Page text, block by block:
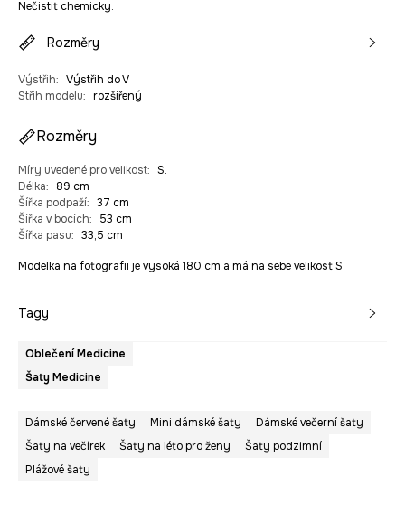
Nečistit chemicky.
Rozměry
Výstřih: Výstřih do V
Střih modelu: rozšířený
Rozměry
Míry uvedené pro velikost: S.
Délka:
89 cm
Šířka podpaží: 37 cm
Šířka v bocích:
53 cm
Šířka pasu: 33,5 cm
Modelka na fotografii je vysoká 180 cm a má na sebe velikost S
Tagy
Oblečení Medicine
Šaty Medicine
Dámské červené šaty Mini dámské šaty
Dámské večerní šaty
Šaty na večírek
Šaty na léto pro ženy
Šaty podzimní
Plážové šaty